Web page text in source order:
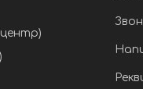
центр)